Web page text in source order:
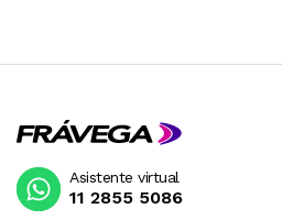
Asistente virtual
11 2855 5086